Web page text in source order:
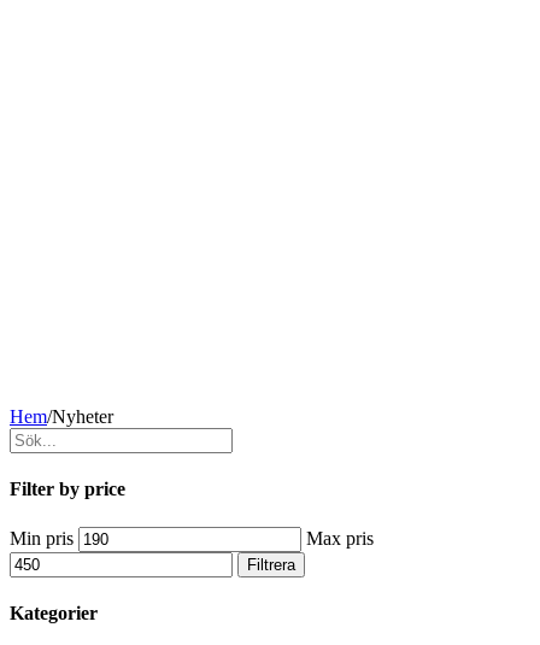
Hem/Nyheter
Filter by price
Min pris Max pris
Filtrera
Kategorier